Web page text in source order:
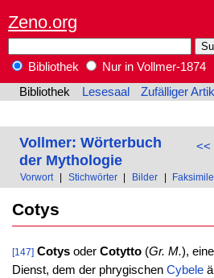
Zeno.org
Bibliothek
Nur in Vollmer-1874
Bibliothek
Lesesaal Zufälliger
<<
Vollmer: Wörterbuch
der Mythologie
Vorwort Stichwörter Bilder
Cotys
[147] Cotysoder Cotytto(Gr. M.),
Dienst, dem der phrygischen Cybele